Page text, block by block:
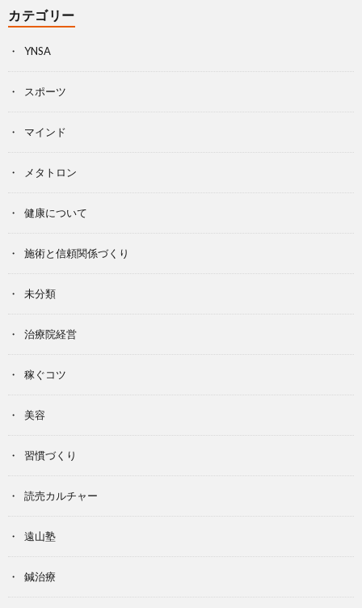
カテゴリー
YNSA
スポーツ
マインド
メタトロン
健康について
施術と信頼関係づくり
未分類
治療院経営
稼ぐコツ
美容
習慣づくり
読売カルチャー
遠山塾
鍼治療